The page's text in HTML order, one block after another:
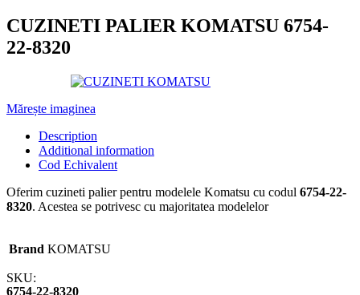
CUZINETI PALIER KOMATSU 6754-
22-8320
Mărește imaginea
Description
Additional information
Cod Echivalent
Oferim cuzineti palier pentru modelele Komatsu cu codul 6754-22-
8320. Acestea se potrivesc cu majoritatea modelelor
Brand KOMATSU
SKU:
6754-22-8320